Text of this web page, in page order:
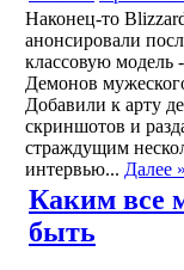
Наконец-то
анонсировали
классовую модель
Демонов
Добавили к арту
скриншотов и
страждущим
интервью... Далее »
Каким все
быть